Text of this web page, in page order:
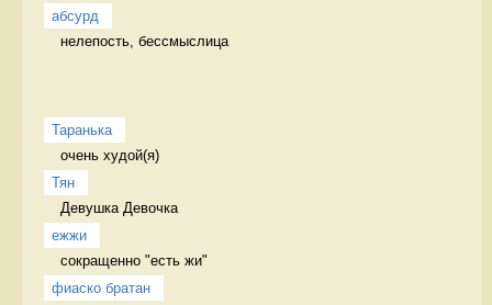
абсурд
нелепость, бессмыслица
Таранька
очень худой(я)
Тян
Девушка Девочка
ежжи
сокращенно "есть жи"
фиаско братан